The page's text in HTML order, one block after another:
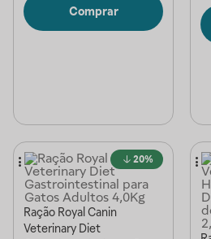
Comprar
20%
Ração Royal Canin
Veterinary Diet